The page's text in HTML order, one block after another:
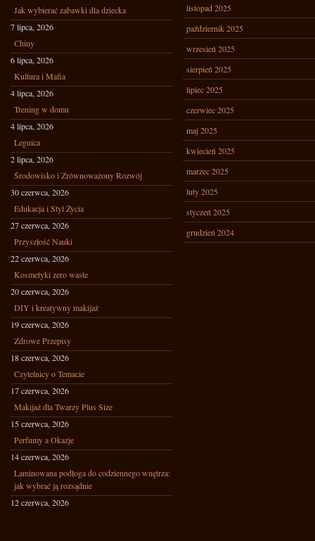
Jak wybierać zabawki dla dziecka
7 lipca, 2026
Chiny
6 lipca, 2026
Kultura i Mafia
4 lipca, 2026
Trening w domu
4 lipca, 2026
Legnica
2 lipca, 2026
Środowisko i Zrównoważony Rozwój
30 czerwca, 2026
Edukacja i Styl Życia
27 czerwca, 2026
Przyszłość Nauki
22 czerwca, 2026
Kosmetyki zero waste
20 czerwca, 2026
DIY i kreatywny makijaż
19 czerwca, 2026
Zdrowe Przepisy
18 czerwca, 2026
Czytelnicy o Temacie
17 czerwca, 2026
Makijaż dla Twarzy Plus Size
15 czerwca, 2026
Perfumy a Okazje
14 czerwca, 2026
Laminowana podłoga do codziennego wnętrza:
jak wybrać ją rozsądnie
12 czerwca, 2026
listopad 2025
październik 2025
wrzesień 2025
sierpień 2025
lipiec 2025
czerwiec 2025
maj 2025
kwiecień 2025
marzec 2025
luty 2025
styczeń 2025
grudzień 2024